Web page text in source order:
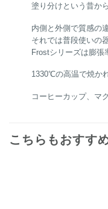
塗り分けという昔か
内側と外側で質感の
それでは普段使いの
Frostシリーズは膨張
1330℃の高温で焼か
コーヒーカップ、マ
こちらもおすす